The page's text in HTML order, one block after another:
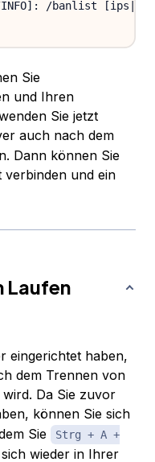
INFO]: /banlist
Sie
und Ihren
Sie jetzt
auch nach dem
Dann können Sie
verbinden und ein
Laufen
eingerichtet haben,
dem Trennen von
Da Sie zuvor
können Sie sich
Sie
Strg + A +
wieder in Ihrer